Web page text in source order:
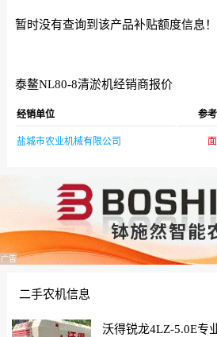
暂时没有查询到该产品补贴额度信息！
泰鳌NL80-8清淤机经销商报价
经销单位 参
盐城市农业机械有限公司
广告
二手农机信息
沃得锐龙4LZ-5.0E专